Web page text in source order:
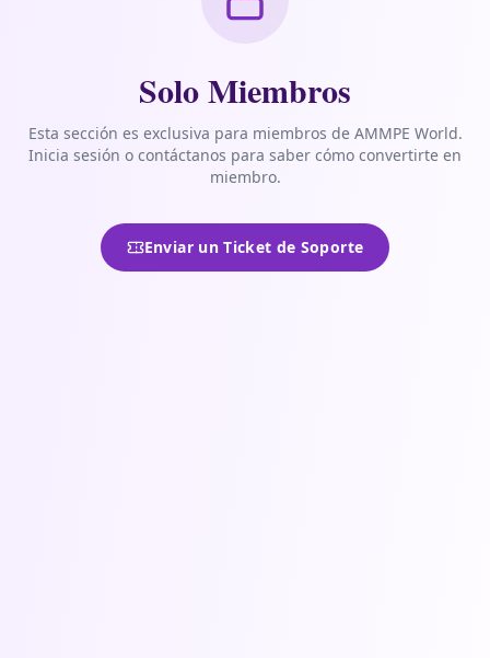
Solo Miembros
Esta sección es exclusiva para miembros de AMMPE World.
Inicia sesión o contáctanos para saber cómo convertirte en
miembro.
Enviar un Ticket de Soporte